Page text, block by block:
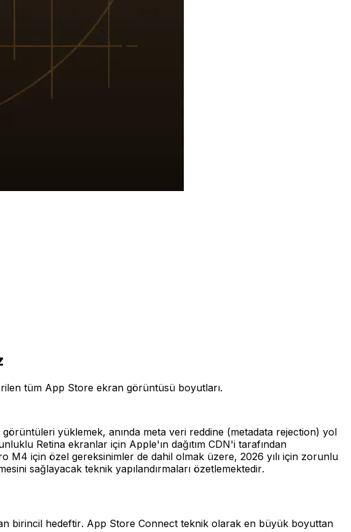
tüm App Store ekran görüntüsü boyutları.
yüklemek, anında meta veri reddine (metadata rejection) yol
Retina ekranlar için Apple'ın dağıtım CDN'i tarafından
için özel gereksinimler de dahil olmak üzere, 2026 yılı için zorunlu
sağlayacak teknik yapılandırmaları özetlemektedir.
birincil hedeftir. App Store Connect teknik olarak en büyük boyuttan